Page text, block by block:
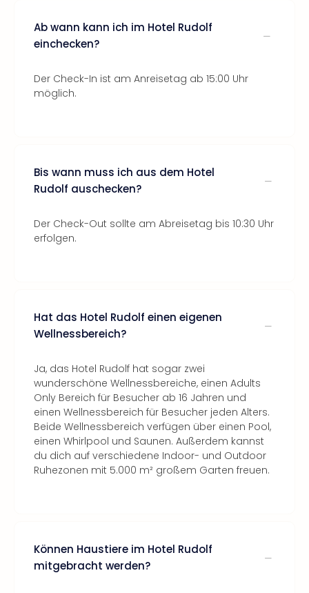
Ab wann kann ich im Hotel Rudolf
einchecken?
Der Check-In ist am Anreisetag ab 15:00 Uhr
möglich.
Bis wann muss ich aus dem Hotel
Rudolf auschecken?
Der Check-Out sollte am Abreisetag bis 10:30 Uhr
erfolgen.
Hat das Hotel Rudolf einen eigenen
Wellnessbereich?
Ja, das Hotel Rudolf hat sogar zwei
wunderschöne Wellnessbereiche, einen Adults
Only Bereich für Besucher ab 16 Jahren und
einen Wellnessbereich für Besucher jeden Alters.
Beide Wellnessbereich verfügen über einen Pool,
einen Whirlpool und Saunen. Außerdem kannst
du dich auf verschiedene Indoor- und Outdoor
Ruhezonen mit 5.000 m² großem Garten freuen.
Können Haustiere im Hotel Rudolf
mitgebracht werden?